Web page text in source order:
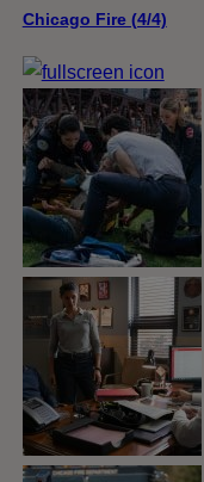
Chicago Fire (4/4)